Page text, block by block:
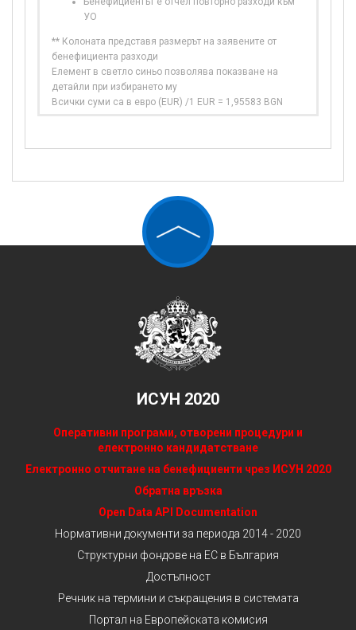
УО
** Колоната представя размерът на заявените от
бенефициента разходи
Елемент в светло синьо позволява показване на
детайли при избирането му
Всички суми са в евро (EUR) /1 EUR = 1,95583 BGN
ИСУН 2020
Оперативни програми, отворени процедури и
електронно кандидатстване
Електронно отчитане на бенефициенти чрез ИСУН 2020
Обратна връзка
Open Data API Documentation
Нормативни документи за периода 2014 - 2020
Структурни фондове на ЕС в България
Достъпност
Речник на термини и съкращения в системата
Портал на Европейската комисия